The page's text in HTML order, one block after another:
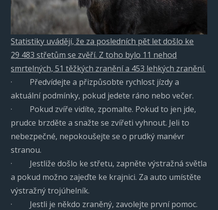
Statistiky uvádějí, že za posledních pět let došlo ke
29 483 střetům se zvěří. Z toho bylo 11 nehod
smrtelných, 51 těžkých zranění a 453 lehkých zranění.
· Předvídejte a přizpůsobte rychlost jízdy a
aktuální podmínky, pokud jedete ráno nebo večer.
· Pokud zvíře vidíte, zpomalte. Pokud to jen jde,
prudce brzděte a snažte se zvířeti vyhnout. Jeli to
nebezpečné, nepokoušejte se o prudký manévr
stranou.
· Jestliže došlo ke střetu, zapněte výstražná světla
a pokud možno zajeďte ke krajnici. Za auto umístěte
výstražný trojúhelník.
· Jestli je někdo zraněný, zavolejte první pomoc.